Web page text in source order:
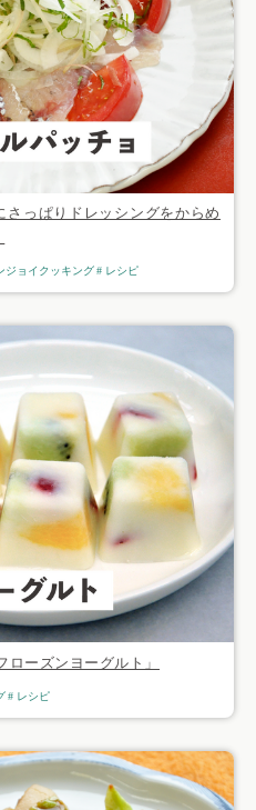
さっぱりドレッシングをからめ
ジョイクッキング レシピ
ーズンヨーグルト」
レシピ